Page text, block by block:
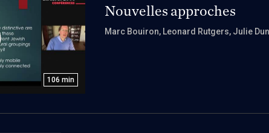
106 min
Nouvelles approches
Marc Bouiron, Leonard Rutgers, Julie